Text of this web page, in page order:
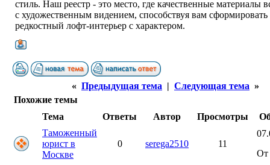
стиль. Наш реестр - это место, где качественные материалы
с художественным видением, способствуя вам сформировать
редкостный лофт-интерьер с характером.
« Предыдущая тема | Следующая тема »
Похожие темы
Тема
Ответы Автор Просмотры
Таможенный
юрист в
Москве
0 serega2510 11
От